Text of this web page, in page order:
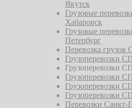
Якутск
Грузовые
Хабаровск
Грузовые
Петербург
Перевозка
Грузоперевозки
Грузоперевозки
Грузоперевозки
Грузоперевозки
Грузоперевозки
Перевозки Санкт-